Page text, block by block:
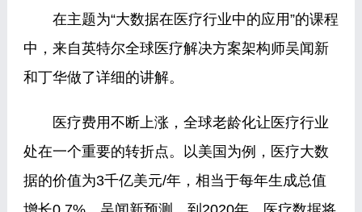
在主题为“大数据在医疗行业中的应用”的课程
中，来自英特尔全球医疗解决方案架构师吴闻新
和丁华做了详细的讲解。
医疗费用不断上涨，全球老龄化让医疗行业
处在一个重要的转折点。以美国为例，医疗大数
据的价值为3千亿美元/年，相当于每年生成总值